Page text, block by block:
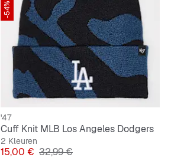
-54%
'47
Cuff Knit MLB Los Angeles Dodgers
2 Kleuren
Prijs
15,00 € Originele Prijs
32,99 €